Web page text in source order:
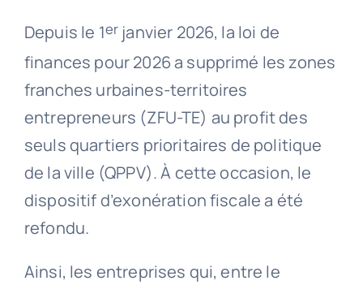
Depuis le 1er janvier 2026, la loi de
finances pour 2026 a supprimé les zones
franches urbaines-territoires
entrepreneurs (ZFU-TE) au profit des
seuls quartiers prioritaires de politique
de la ville (QPPV). À cette occasion, le
dispositif d’exonération fiscale a été
refondu.
Ainsi, les entreprises qui, entre le